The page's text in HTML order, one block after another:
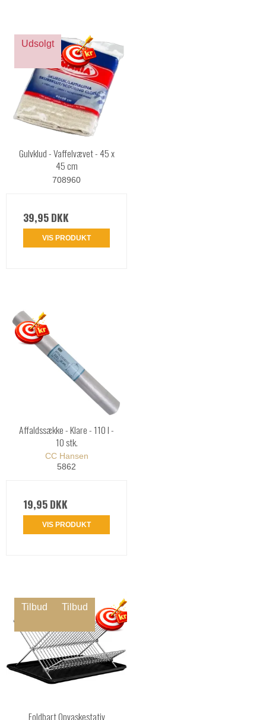
Udsolgt
Gulvklud - Vaffelvævet - 45 x
45 cm
708960
39,95 DKK
VIS PRODUKT
Affaldssække - Klare - 110 l -
10 stk.
CC Hansen
5862
19,95 DKK
VIS PRODUKT
Tilbud Tilbud
Foldbart Opvaskestativ